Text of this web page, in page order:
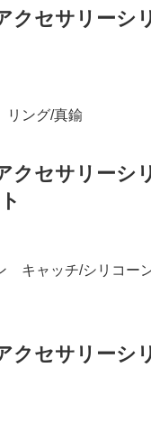
クセサリーシ
ング/真鍮
クセサリーシ
キャッチ/シリコー
クセサリーシ